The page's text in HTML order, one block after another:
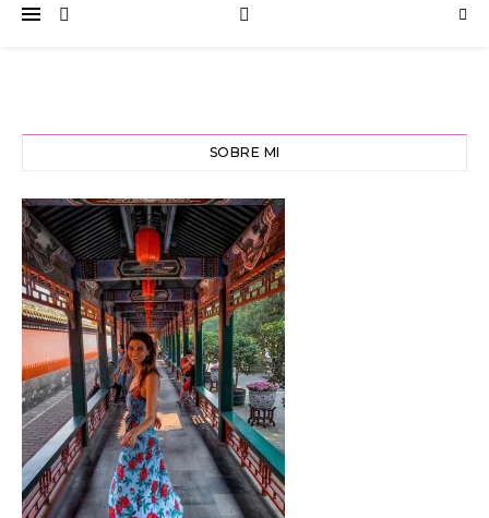
SOBRE MI